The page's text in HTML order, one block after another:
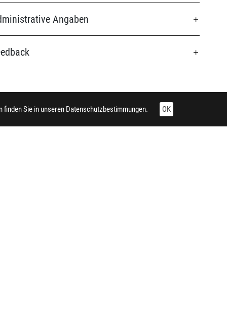
Angaben
finden Sie in unseren Datenschutzbestimmungen. OK